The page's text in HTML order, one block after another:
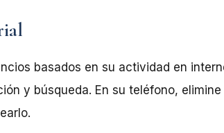
basados en su actividad en
y búsqueda. En su teléfono,